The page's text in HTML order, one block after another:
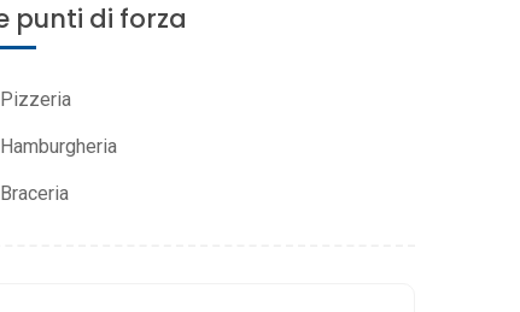
punti di forza
Pizzeria
Hamburgheria
Braceria